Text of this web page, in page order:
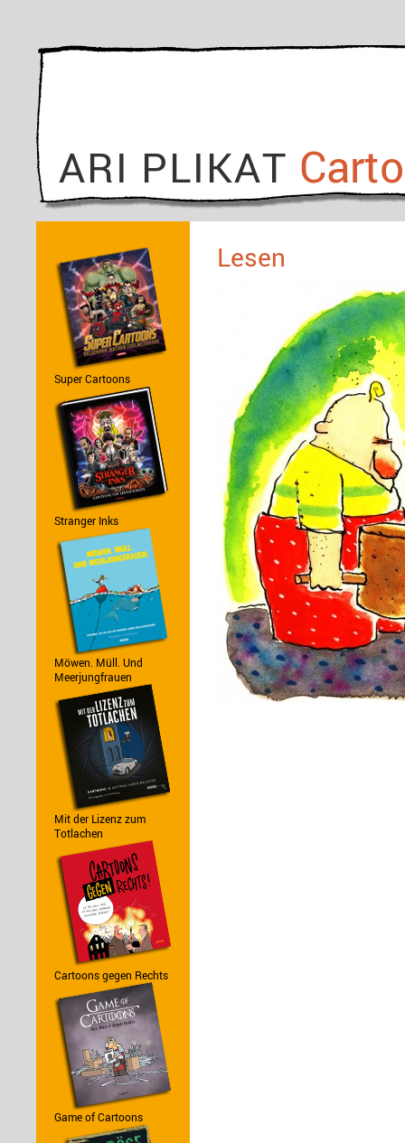
ARI PLIKAT
Super Cartoons
Stranger Inks
Möwen. Müll. Und
Meerjungfrauen
Mit der Lizenz zum
Totlachen
Cartoons gegen Rechts
Game of Cartoons
Lesen